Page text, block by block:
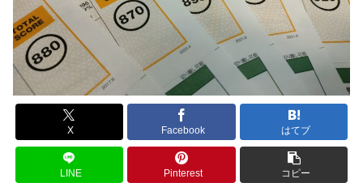
X Facebook はてブ
LINE Pinterest コピー